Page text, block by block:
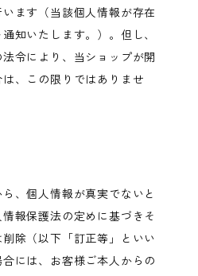
ます（当該個人情報が存在
知いたします。）。但し、
令により、当ショップが開
、この限りではありませ
、個人情報が真実でないと
報保護法の定めに基づきそ
除（以下「訂正等」といい
には、お客様ご本人からの